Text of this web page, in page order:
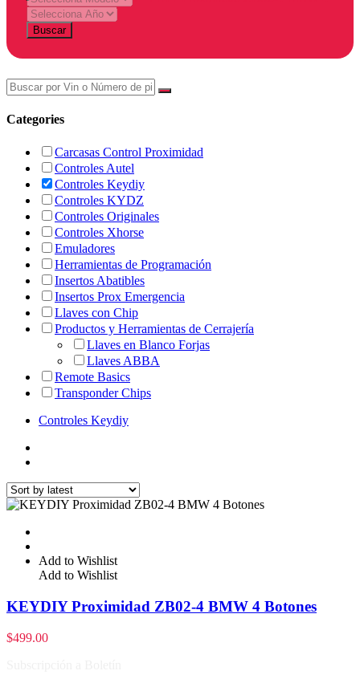
Botones”
Buscar
Categories
Carcasas Control Proximidad
Controles Autel
Controles Keydiy
Controles KYDZ
Controles Originales
Controles Xhorse
Emuladores
Herramientas de Programación
Insertos Abatibles
Insertos Prox Emergencia
Llaves con Chip
Productos y Herramientas de Cerrajería
Llaves en Blanco Forjas
Llaves ABBA
Remote Basics
Transponder Chips
Controles Keydiy
Add to Wishlist
Add to Wishlist
KEYDIY Proximidad ZB02-4 BMW 4 Botones
$499.00